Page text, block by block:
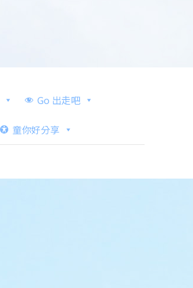
Go 出走吧
童你好分享